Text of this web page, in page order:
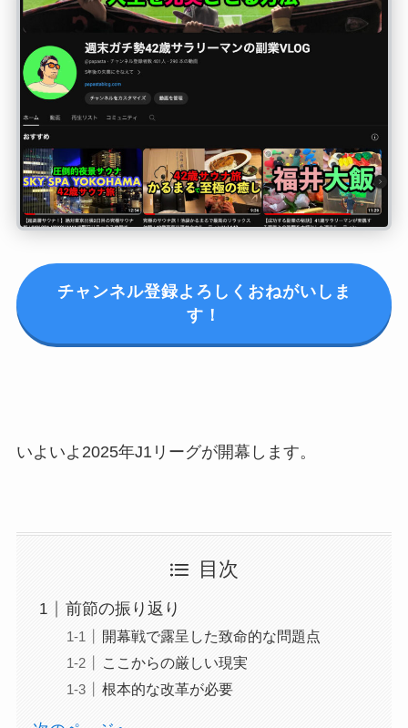
チャンネル登録よろしくおねがいしま
す！
いよいよ2025年J1リーグが開幕します。
目次
前節の振り返り
開幕戦で露呈した致命的な問題点
ここからの厳しい現実
根本的な改革が必要